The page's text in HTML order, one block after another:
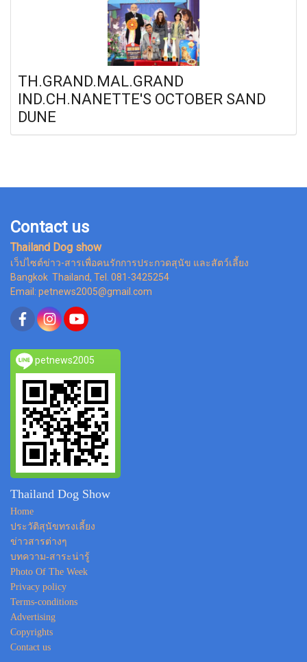
TH.GRAND.MAL.GRAND
IND.CH.NANETTE'S OCTOBER SAND
DUNE
Contact us
Thailand Dog show
เว็ปไซต์ข่าว-สารเพื่อคนรักการประกวดสุนัข และสัตว์เลี้ยง
Bangkok Thailand, Tel. 081-3425254
Email: petnews2005@gmail.com
petnews2005
Thailand Dog Show
Home
ประวัติสุนัขทรงเลี้ยง
ข่าวสารต่างๆ
บทความ-สาระน่ารู้
Photo Of The Week
Privacy policy
Terms-conditions
Advertising
Copyrights
Contact us